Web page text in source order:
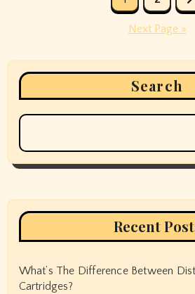
Next Page »
Search
Recent
What’s The Difference Between
Cartridges?